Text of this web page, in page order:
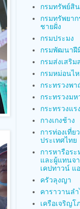
กรมทรัพย์สิ
กรมทรัพยา
ชายฝั่ง
กรมประมง
กรมพัฒนาฝี
กรมส่งเสริ
กรมหม่อนไ
กระทรวงพ
กระทรวงมห
กระทรวงแร
กางเกงช้าง
การท่องเที่ย
ประเทศไทย
การหารือระ
และผู้แทนจ
เคปทาวน์ แ
ครัวลุงญา
คาราวานลำ
เครือเจริญ